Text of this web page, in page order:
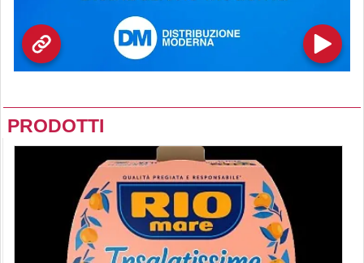
PRODOTTI